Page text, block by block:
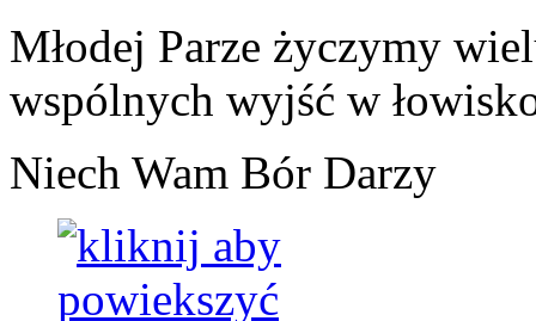
Młodej Parze życzymy
wspólnych wyjść w
Niech Wam Bór Darzy